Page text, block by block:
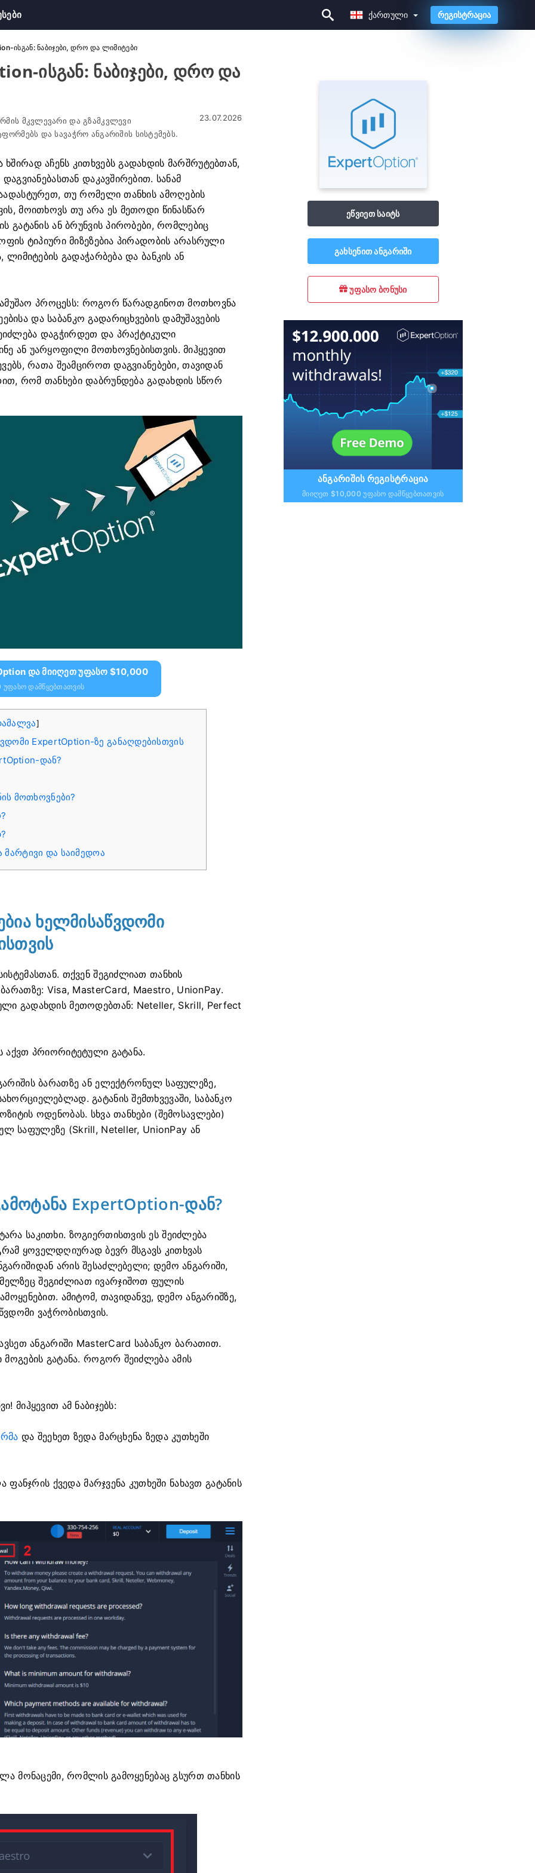
Ქართული
Ქართული რეგისტრაცია
ისგან: ნაბიჯები, დრო და ლიმიტები
ისგან: ნაბიჯები, დრო და
მკვლევარი და გზამკვლევი
და სავაჭრო ანგარიშის სისტემებს.
23.07.2026
აჩენს კითხვებს გადახდის მარშრუტებთან,
დაკავშირებით. სანამ
თუ რომელი თანხის ამოღების
მოითხოვს თუ არა ეს მეთოდი წინასწარ
გატანის ან ბრუნვის პირობები, რომლებიც
ტიპიური მიზეზებია პირადობის არასრული
ლიმიტების გადაჭარბება და ბანკის ან
პროცესს: როგორ წარადგინოთ მოთხოვნა
და საბანკო გადარიცხვების დამუშავების
დაგჭირდეთ და პრაქტიკული
ან უარყოფილი მოთხოვნებისთვის. მიჰყევით
რათა შეამციროთ დაგვიანებები, თავიდან
რომ თანხები დაბრუნდება გადახდის სწორ
Და Მიიღეთ Უფასო $10,000
Დამწყებთათვის
]
ExpertOption-ზე განაღდებისთვის
დან?
მოთხოვნები?
მარტივი და საიმედოა
ხელმისაწვდომი
თქვენ შეგიძლიათ თანხის
Visa, MasterCard, Maestro, UnionPay.
გადახდის მეთოდებთან: Neteller, Skrill, Perfect
აქვთ პრიორიტეტული გატანა.
ბარათზე ან ელექტრონულ საფულეზე,
გატანის შემთხვევაში, საბანკო
ოდენობას. სხვა თანხები (შემოსავლები)
საფულეზე (Skrill, Neteller, UnionPay ან
ExpertOption-დან?
საკითხი. ზოგიერთისთვის ეს შეიძლება
ყოველდღიურად ბევრ მსგავს კითხვას
არის შესაძლებელი; დემო ანგარიში,
შეგიძლიათ ივარჯიშოთ ფულის
ამიტომ, თავიდანვე, დემო ანგარიშზე,
ვაჭრობისთვის.
ანგარიში MasterCard საბანკო ბარათით.
გატანა. როგორ შეიძლება ამის
მიჰყევით ამ ნაბიჯებს:
და შეეხეთ ზედა მარცხენა ზედა კუთხეში
ქვედა მარჯვენა კუთხეში ნახავთ გატანის
მონაცემი, რომლის გამოყენებაც გსურთ თანხის
ეწვიეთ საიტს
გახსენით ანგარიში
უფასო ბონუსი
ᲐᲜᲒᲐᲠᲘᲨᲘᲡ ᲠᲔᲒᲘᲡᲢᲠᲐᲪᲘᲐ
Მიიღეთ $10,000 Უფასო Დამწყებთათვის